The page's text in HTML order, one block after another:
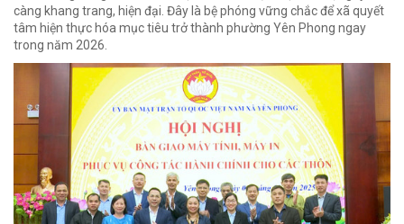
càng khang trang, hiện đại. Đây là bệ phóng vững chắc để xã quyết
tâm hiện thực hóa mục tiêu trở thành phường Yên Phong ngay
trong năm 2026.